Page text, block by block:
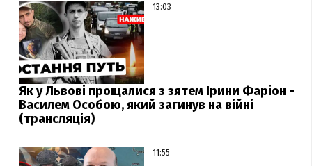
13:03
Як у Львові прощалися з зятем Ірини Фаріон -
Василем Особою, який загинув на війні
(трансляція)
11:55